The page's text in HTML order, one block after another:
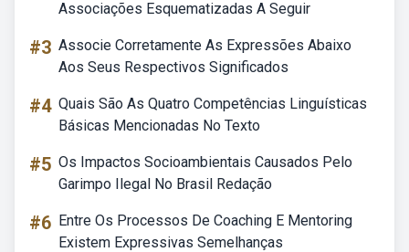
Associações Esquematizadas A Seguir
#3 Associe Corretamente As Expressões Abaixo
Aos Seus Respectivos Significados
#4 Quais São As Quatro Competências Linguísticas
Básicas Mencionadas No Texto
#5 Os Impactos Socioambientais Causados Pelo
Garimpo Ilegal No Brasil Redação
#6 Entre Os Processos De Coaching E Mentoring
Existem Expressivas Semelhanças